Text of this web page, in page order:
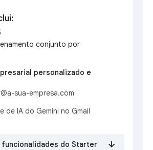
conjunto por
personalizado e
sua-empresa.com
de IA do Gemini no Gmail
funcionalidades do Starter